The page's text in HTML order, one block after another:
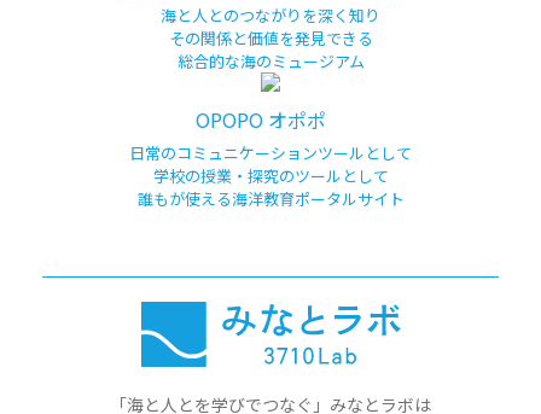
海と人とのつながりを深く知り
その関係と価値を発見できる
総合的な海のミュージアム
OPOPO オポポ
日常のコミュニケーションツールとして
学校の授業・探究のツールとして
誰もが使える海洋教育ポータルサイト
「海と人とを学びでつなぐ」みなとラボは